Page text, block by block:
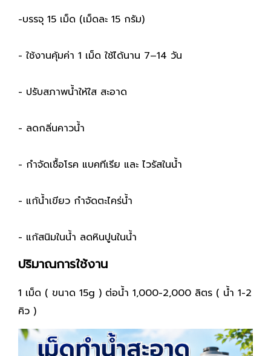
-บรรจุ 15 เม็ด (เม็ดละ 15 กรัม)
- ใช้งานคุ้มค่า 1 เม็ด ใช้ได้นาน 7–14 วัน
- ปรับสภาพน้ำให้ใส สะอาด
- ลดกลิ่นคาวน้ำ
- กำจัดเชื้อโรค แบคทีเรีย และ ไวรัสในน้ำ
- แก้น้ำเขียว กำจัดตะไคร่น้ำ
- แก้สนิมในน้ำ ลดหินปูนในน้ำ
ปริมาณการใช้งาน
1 เม็ด ( ขนาด 15g ) ต่อน้ำ 1,000-2,000 ลิตร ( น้ำ 1-2
คิว )